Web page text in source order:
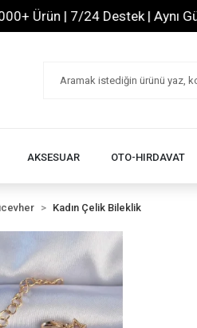
| 7/24 Destek | Aynı Gün
AKSESUAR OTO-HIRDAVAT
Kadın Çelik Bileklik